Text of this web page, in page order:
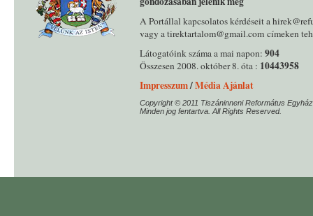
A Portállal kapcsolatos kérdéseit a
vagy a tirektartalom@gmail.com címeken
Látogatóink száma a mai napon: 904
Összesen 2008. október 8. óta : 10443958
Impresszum/Média Ajánlat
Copyright © 2011 Tiszáninneni Református
Minden jog fentartva. All Rights Reserved.